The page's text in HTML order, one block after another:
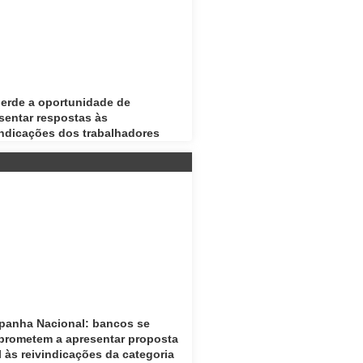
a oportunidade de
respostas às
dos trabalhadores
Nacional: bancos se
a apresentar proposta
às reivindicações da categoria